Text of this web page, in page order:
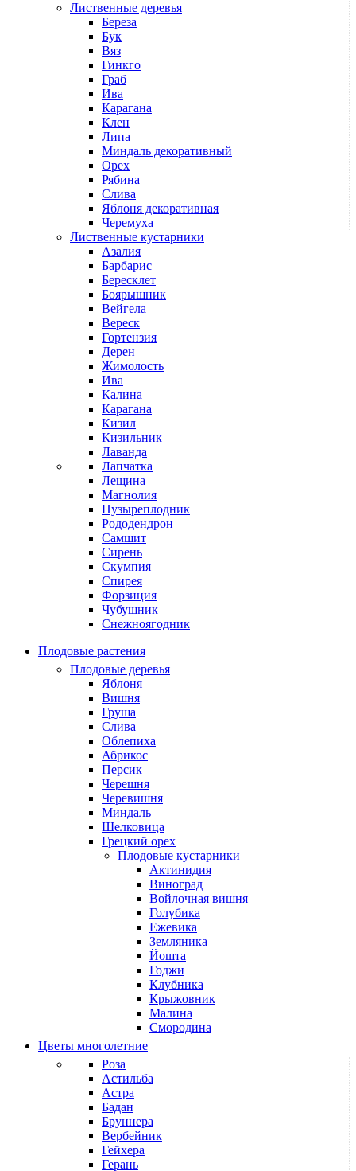
Лиственные деревья
Береза
Бук
Вяз
Гинкго
Граб
Ива
Карагана
Клен
Липа
Миндаль декоративный
Орех
Рябина
Слива
Яблоня декоративная
Черемуха
Лиственные кустарники
Азалия
Барбарис
Бересклет
Боярышник
Вейгела
Вереск
Гортензия
Дерен
Жимолость
Ива
Калина
Карагана
Кизил
Кизильник
Лаванда
Лапчатка
Лещина
Магнолия
Пузыреплодник
Рододендрон
Самшит
Сирень
Скумпия
Спирея
Форзиция
Чубушник
Снежноягодник
Плодовые растения
Плодовые деревья
Яблоня
Вишня
Груша
Слива
Облепиха
Абрикос
Персик
Черешня
Черевишня
Миндаль
Шелковица
Грецкий орех
Плодовые кустарники
Актинидия
Виноград
Войлочная вишня
Голубика
Ежевика
Земляника
Йошта
Годжи
Клубника
Крыжовник
Малина
Смородина
Цветы многолетние
Роза
Астильба
Астра
Бадан
Бруннера
Вербейник
Гейхера
Герань